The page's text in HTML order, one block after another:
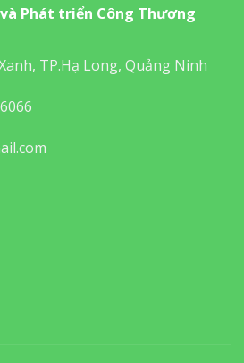
Phát triển Công Thương
TP.Hạ Long, Quảng Ninh